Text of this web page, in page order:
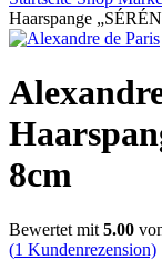
Haarspange
8cm
Bewertet mit 5.00
(1 Kundenrezension)